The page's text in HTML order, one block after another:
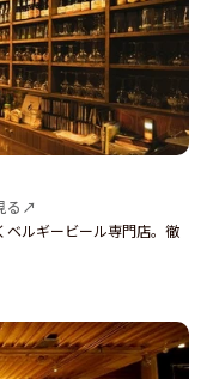
る↗
ルギービール専門店。徹